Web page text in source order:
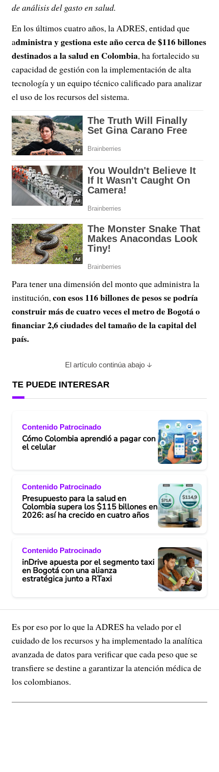
de análisis del gasto en salud.
En los últimos cuatro años, la ADRES, entidad que
administra y gestiona este año cerca de $116 billones
destinados a la salud en Colombia, ha fortalecido su
capacidad de gestión con la implementación de alta
tecnología y un equipo técnico calificado para analizar
el uso de los recursos del sistema.
Para tener una dimensión del monto que administra la
institución,con esos 116 billones de pesos se podría
construir más de cuatro veces el metro de Bogotá o
financiar 2,6 ciudades del tamaño de la capital del
país.
El artículo continúa abajo
TE PUEDE INTERESAR
Contenido Patrocinado
Cómo Colombia aprendió a pagar con
el celular
Contenido Patrocinado
Presupuesto para la salud en
Colombia supera los $115 billones en
2026: así ha crecido en cuatro años
Contenido Patrocinado
inDrive apuesta por el segmento taxi
en Bogotá con una alianza
estratégica junto a RTaxi
Es por eso por lo que la ADRES ha velado por el
cuidado de los recursos y ha implementado la analítica
avanzada de datos para verificar que cada peso que se
transfiere se destine a garantizar la atención médica de
los colombianos.